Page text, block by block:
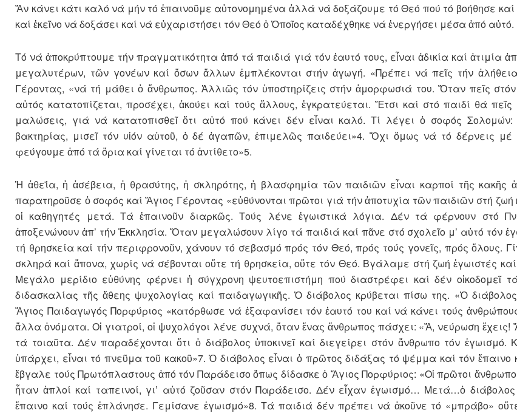
Ἄν κάνει κάτι καλό νά μήν τό ἐπαινοῦμε αὐτονομημένα ἀλλά νά δοξάζουμε τό Θεό πού τό βοήθησε
καί ἐκεῖνο νά δοξάσει καί νά εὐχαριστήσει τόν Θεό ὁ Ὁποῖος καταδέχθηκε νά ἐνεργήσει μέσα ἀπό αὐτό.
Τό νά ἀποκρύπτουμε τήν πραγματικότητα ἀπό τά παιδιά γιά τόν ἑαυτό τους, εἶναι ἀδικία καί ἀτιμία
μεγαλυτέρων, τῶν γονέων καί ὅσων ἄλλων ἐμπλέκονται στήν ἀγωγή. «Πρέπει νά πεῖς τήν
Γέροντας, «νά τή μάθει ὁ ἄνθρωπος. Ἀλλιῶς τόν ὑποστηρίζεις στήν ἀμορφωσιά του. Ὅταν πεῖς
αὐτός κατατοπίζεται, προσέχει, ἀκούει καί τούς ἄλλους, ἐγκρατεύεται. Ἔτσι καί στό παιδί θά
μαλώσεις, γιά νά κατατοπισθεῖ ὅτι αὐτό πού κάνει δέν εἶναι καλό. Τί λέγει ὁ σοφός
βακτηρίας, μισεῖ τόν υἱόν αὐτοῦ, ὁ δέ ἀγαπῶν, ἐπιμελῶς παιδεύει»4. Ὄχι ὅμως νά τό δέρνεις
φεύγουμε ἀπό τά ὅρια καί γίνεται τό ἀντίθετο»5.
Ἡ ἀθεΐα, ἡ ἀσέβεια, ἡ θρασύτης, ἡ σκληρότης, ἡ βλασφημία τῶν παιδιῶν εἶναι καρποί τῆς κακῆς
παρατηροῦσε ὁ σοφός καί Ἅγιος Γέροντας «εὐθύνονται πρῶτοι γιά τήν ἀποτυχία τῶν παιδιῶν στή ζωή
οἱ καθηγητές μετά. Τά ἐπαινοῦν διαρκῶς. Τούς λένε ἐγωιστικά λόγια. Δέν τά φέρνουν στό
ἀποξενώνουν ἀπ’ τήν Ἐκκλησία. Ὅταν μεγαλώσουν λίγο τά παιδιά καί πᾶνε στό σχολεῖο μ’ αὐτό τόν
τή θρησκεία καί τήν περιφρονοῦν, χάνουν τό σεβασμό πρός τόν Θεό, πρός τούς γονεῖς, πρός ὅλους.
σκληρά καί ἄπονα, χωρίς νά σέβονται οὔτε τή θρησκεία, οὔτε τόν Θεό. Βγάλαμε στή ζωή ἐγωιστές καί
Μεγάλο μερίδιο εὐθύνης φέρνει ἡ σύγχρονη ψευτοεπιστήμη πού διαστρέφει καί δέν οἰκοδομεῖ
διδασκαλίας τῆς ἄθεης ψυχολογίας καί παιδαγωγικῆς. Ὁ διάβολος κρύβεται πίσω της. «Ὁ
Ἅγιος Παιδαγωγός Πορφύριος «κατόρθωσε νά ἐξαφανίσει τόν ἑαυτό του καί νά κάνει τούς
ἄλλα ὀνόματα. Οἱ γιατροί, οἱ ψυχολόγοι λένε συχνά, ὅταν ἕνας ἄνθρωπος πάσχει: «Ἄ, νεύρωση ἔχεις!
τά τοιαῦτα. Δέν παραδέχονται ὅτι ὁ διάβολος ὑποκινεῖ καί διεγείρει στόν ἄνθρωπο τόν ἐγωισμό.
ὑπάρχει, εἶναι τό πνεῦμα τοῦ κακοῦ»7. Ὁ διάβολος εἶναι ὁ πρῶτος διδάξας τό ψέμμα καί τόν ἔπαινο
ἔβγαλε τούς Πρωτόπλαστους ἀπό τόν Παράδεισο ὅπως δίδασκε ὁ Ἅγιος Πορφύριος: «Οἱ πρῶτοι
ἦταν ἁπλοί καί ταπεινοί, γι’ αὐτό ζοῦσαν στόν Παράδεισο. Δέν εἶχαν ἐγωισμό… Μετά…ὁ
ἔπαινο καί τούς ἐπλάνησε. Γεμίσανε ἐγωισμό»8. Τά παιδιά δέν πρέπει νά ἀκοῦνε τό «μπράβο»